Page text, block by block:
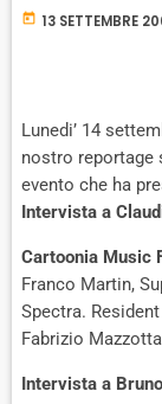
today 13 SETTEMBRE
Lunedi’ 14
nostro reportage
evento che ha
Intervista a
Cartoonia Music
Franco Martin,
Spectra.
Fabrizio
Intervista a